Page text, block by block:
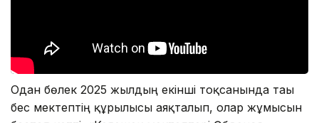
Одан бөлек 2025 жылдың екінші тоқсанында тағы
бес мектептің құрылысы аяқталып, олар жұмысын